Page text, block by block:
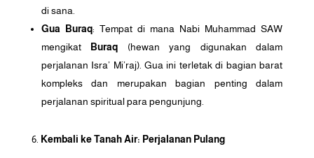
di sana.
Gua Buraq: Tempat di mana Nabi Muhammad SAW
mengikat
Buraq (hewan yang digunakan dalam
perjalanan Isra’ Mi’raj). Gua ini terletak di bagian barat
kompleks dan merupakan bagian penting dalam
perjalanan spiritual para pengunjung.
Kembali ke Tanah Air: Perjalanan Pulang